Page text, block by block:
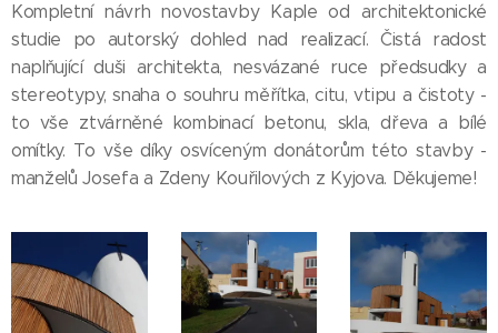
Kompletní návrh novostavby Kaple od architektonické
studie po autorský dohled nad realizací. Čistá radost
naplňující duši architekta, nesvázané ruce předsudky a
stereotypy, snaha o souhru měřítka, citu, vtipu a čistoty -
to vše ztvárněné kombinací betonu, skla, dřeva a bílé
omítky. To vše díky osvíceným donátorům této stavby -
manželů Josefa a Zdeny Kouřilových z Kyjova. Děkujeme!